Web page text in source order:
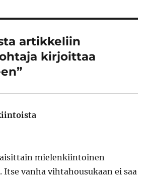
artikkeliin
kirjoittaa
mielenkiintoinen
Itse vanha vihtahousukaan ei saa